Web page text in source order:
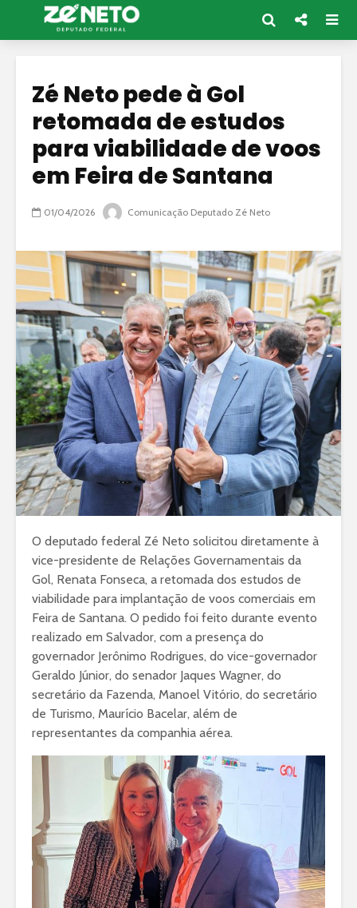
Zé Neto pede à Gol
retomada de estudos
para viabilidade de voos
em Feira de Santana
01/04/2026 Comunicação Deputado Zé Neto
O deputado federal Zé Neto solicitou diretamente à
vice-presidente de Relações Governamentais da
Gol, Renata Fonseca, a retomada dos estudos de
viabilidade para implantação de voos comerciais em
Feira de Santana. O pedido foi feito durante evento
realizado em Salvador, com a presença do
governador Jerônimo Rodrigues, do vice-governador
Geraldo Júnior, do senador Jaques Wagner, do
secretário da Fazenda, Manoel Vitório, do secretário
de Turismo, Maurício Bacelar, além de
representantes da companhia aérea.